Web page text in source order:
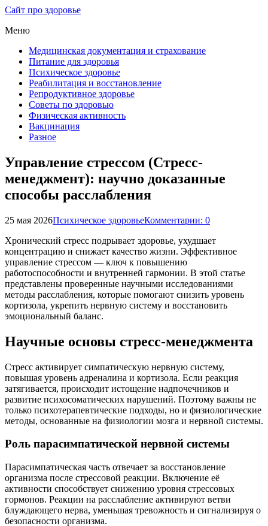
Сайт про здоровье
Меню
Медицинская документация и страхование
Питание для здоровья
Психическое здоровье
Реабилитация и восстановление
Репродуктивное здоровье
Советы по здоровью
Физическая активность
Вакцинация
Разное
Управление стрессом (Стресс-
менеджмент): научно доказанные
способы расслабления
25 мая 2026Психическое здоровьеКомментарии: 0
Хронический стресс подрывает здоровье, ухудшает
концентрацию и снижает качество жизни. Эффективное
управление стрессом — ключ к повышению
работоспособности и внутренней гармонии. В этой статье
представлены проверенные научными исследованиями
методы расслабления, которые помогают снизить уровень
кортизола, укрепить нервную систему и восстановить
эмоциональный баланс.
Научные основы стресс-менеджмента
Стресс активирует симпатическую нервную систему,
повышая уровень адреналина и кортизола. Если реакция
затягивается, происходит истощение надпочечников и
развитие психосоматических нарушений. Поэтому важны не
только психотерапевтические подходы, но и физиологические
методы, основанные на физиологии мозга и нервной системы.
Роль парасимпатической нервной системы
Парасимпатическая часть отвечает за восстановление
организма после стрессовой реакции. Включение её
активности способствует снижению уровня стрессовых
гормонов. Реакции на расслабление активируют ветви
блуждающего нерва, уменьшая тревожность и сигнализируя о
безопасности организма.